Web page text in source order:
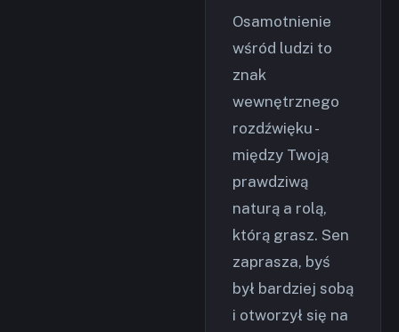
Osamotnienie
wśród ludzi to
znak
wewnętrznego
rozdźwięku -
między Twoją
prawdziwą
naturą a rolą,
którą grasz. Sen
zaprasza, byś
był bardziej sobą
i otworzył się na